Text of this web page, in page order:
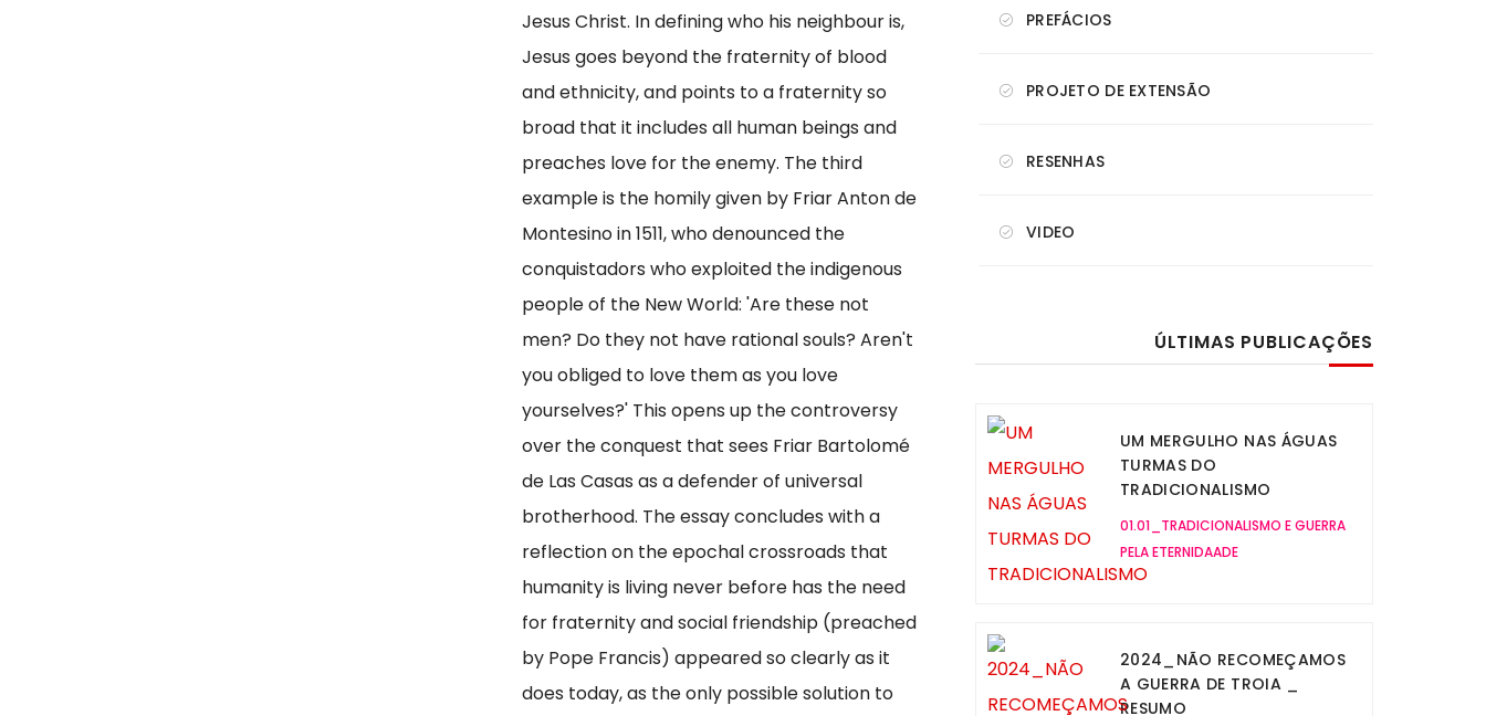
Jesus Christ. In defining who his neighbour is,
Jesus goes beyond the fraternity of blood
and ethnicity, and points to a fraternity so
broad that it includes all human beings and
preaches love for the enemy. The third
example is the homily given by Friar Anton de
Montesino in 1511, who denounced the
conquistadors who exploited the indigenous
people of the New World: 'Are these not
men? Do they not have rational souls? Aren't
you obliged to love them as you love
yourselves?' This opens up the controversy
over the conquest that sees Friar Bartolomé
de Las Casas as a defender of universal
brotherhood. The essay concludes with a
reflection on the epochal crossroads that
humanity is living never before has the need
for fraternity and social friendship (preached
by Pope Francis) appeared so clearly as it
does today, as the only possible solution to
PREFÁCIOS
PROJETO DE EXTENSÃO
RESENHAS
VIDEO
ÚLTIMAS PUBLICAÇÕES
UM MERGULHO NAS ÁGUAS
TURMAS DO
TRADICIONALISMO
01.01_TRADICIONALISMO E GUERRA
PELA ETERNIDAADE
2024_NÃO RECOMEÇAMOS
A GUERRA DE TROIA _
RESUMO